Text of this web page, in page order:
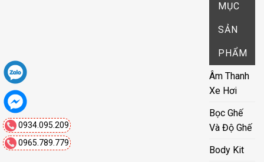
MỤC
SẢN
PHẨM
Âm Thanh
Xe Hơi
Bọc Ghế
Và Độ Ghế
Body Kit
0965.789.779
0934.095.209